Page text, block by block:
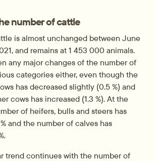
number of cattle
is almost unchanged between June
and remains at 1 453 000 animals.
any major changes of the number of
categories either, even though the
has decreased slightly (0.5 %) and
cows has increased (1.3 %). At the
of heifers, bulls and steers has
and the number of calves has
trend continues with the number of